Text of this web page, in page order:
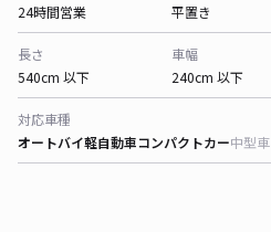
24時間営業
平置き
長さ
540cm 以下
車幅
240cm 以下
対応車種
オートバイ軽自動車コンパクトカー中型車